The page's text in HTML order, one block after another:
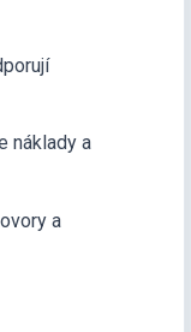
náklady a
a